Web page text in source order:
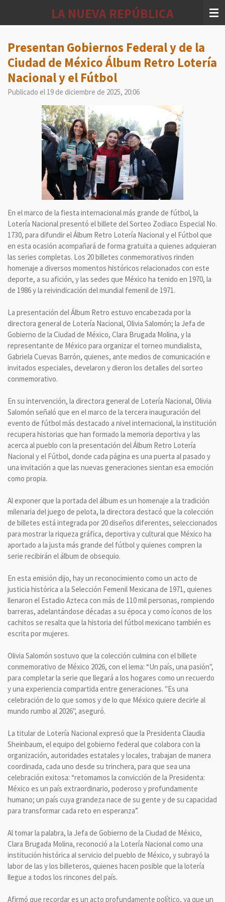
principal
LA NUEVA REPÚBLICA
Presentan Gobiernos Federal y de la
Ciudad de México Álbum Retro Lotería
Nacional y el Fútbol
Publicado el 19 de diciembre de 2025, 20:06
En el marco de la fiesta internacional más grande de fútbol, la
Lotería Nacional presentó el billete del Sorteo Zodiaco Especial No.
1730, para difundir el Álbum Retro Lotería Nacional y el Fútbol que
en esta ocasión acompañará de forma gratuita a quienes adquieran
las series completas. Los 20 billetes conmemorativos rinden
homenaje a diversos momentos históricos relacionados con este
deporte, a su afición, y las sedes que México ha tenido en 1970, la
de 1986 y la reivindicación del mundial femenil de 1971.
La presentación del Álbum Retro estuvo encabezada por la
directora general de Lotería Nacional, Olivia Salomón; la Jefa de
Gobierno de la Ciudad de México, Clara Brugada Molina, y la
representante de México para organizar el torneo mundialista,
Gabriela Cuevas Barrón, quienes, ante medios de comunicación e
invitados especiales, develaron y dieron los detalles del sorteo
conmemorativo.
En su intervención, la directora general de Lotería Nacional, Olivia
Salomón señaló que en el marco de la tercera inauguración del
evento de fútbol más destacado a nivel internacional, la institución
recupera historias que han formado la memoria deportiva y las
acerca al pueblo con la presentación del Álbum Retro Lotería
Nacional y el Fútbol, donde cada página es una puerta al pasado y
una invitación a que las nuevas generaciones sientan esa emoción
como propia.
Al exponer que la portada del álbum es un homenaje a la tradición
milenaria del juego de pelota, la directora destacó que la colección
de billetes está integrada por 20 diseños diferentes, seleccionados
para mostrar la riqueza gráfica, deportiva y cultural que México ha
aportado a la justa más grande del fútbol y quienes compren la
serie recibirán el álbum de obsequio.
En esta emisión dijo, hay un reconocimiento como un acto de
justicia histórica a la Selección Femenil Mexicana de 1971, quienes
llenaron el Estadio Azteca con más de 110 mil personas, rompiendo
barreras, adelantándose décadas a su época y como íconos de los
cachitos se resalta que la historia del fútbol mexicano también es
escrita por mujeres.
Olivia Salomón sostuvo que la colección culmina con el billete
conmemorativo de México 2026, con el lema: “Un país, una pasión",
para completar la serie que llegará a los hogares como un recuerdo
y una experiencia compartida entre generaciones. "Es una
celebración de lo que somos y de lo que México quiere decirle al
mundo rumbo al 2026", aseguró.
La titular de Lotería Nacional expresó que la Presidenta Claudia
Sheinbaum, el equipo del gobierno federal que colabora con la
organización, autoridades estatales y locales, trabajan de manera
coordinada, cada uno desde su trinchera, para que sea una
celebración exitosa: “retomamos la convicción de la Presidenta:
México es un país extraordinario, poderoso y profundamente
humano; un país cuya grandeza nace de su gente y de su capacidad
para transformar cada reto en esperanza”.
Al tomar la palabra, la Jefa de Gobierno de la Ciudad de México,
Clara Brugada Molina, reconoció a la Lotería Nacional como una
institución histórica al servicio del pueblo de México, y subrayó la
labor de las y los billeteros, quienes hacen posible que la lotería
llegue a todos los rincones del país.
Afirmó que recordar es un acto profundamente político, ya que un